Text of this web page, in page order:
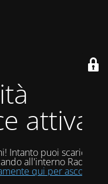
attiva
Intanto puoi scaricare
all'interno Radio
qui per ascoltarci!